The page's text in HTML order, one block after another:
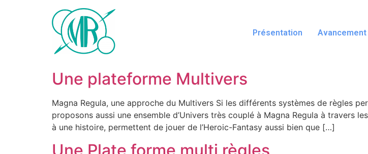
Présentation Avancement
Une plateforme Multivers
Magna Regula, une approche du Multivers Si les différents systèmes de règles
proposons aussi une ensemble d’Univers très couplé à Magna Regula à travers
à une histoire, permettent de jouer de l’Heroic-Fantasy aussi bien que […]
Une Plate forme multi règles